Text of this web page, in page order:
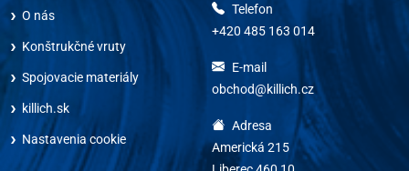
O nás
Konštrukčné vruty
Spojovacie materiály
killich.sk
Nastavenia cookie
Telefon
+420 485 163 014
E-mail
obchod@killich.cz
Adresa
Americká 215